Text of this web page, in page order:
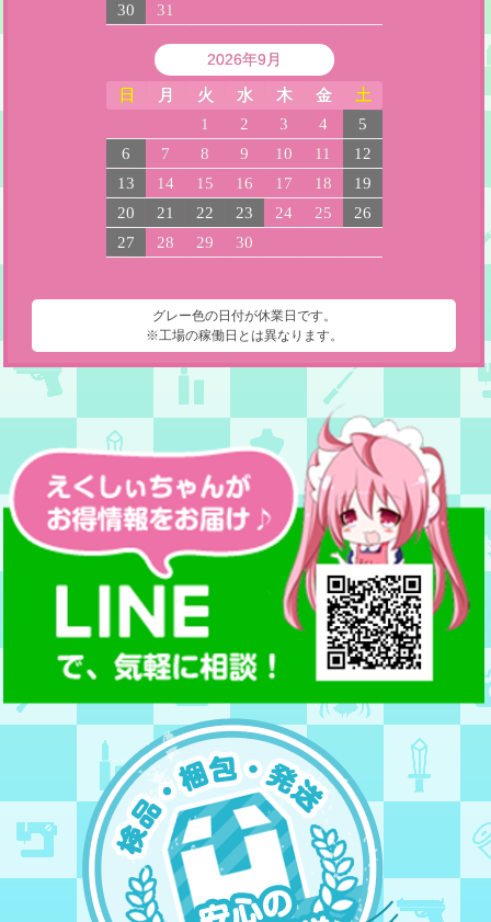
30
31
2026年9月
日 月 火 水 木 金 土
1 2 3 4
5
6
7 8 9 10 11
12
13
14 15 16 17 18
19
20
21 22 23 24 25
26
27
28 29 30
グレー色の日付が休業日です。
※工場の稼働日とは異なります。